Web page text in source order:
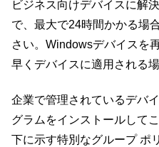
ビジネス向けデバイスに解
で、最大で24時間かかる場
さい。Windowsデバイスを
早くデバイスに適用される
企業で管理されているデバ
グラムをインストールして
下に示す特別なグループ ポ